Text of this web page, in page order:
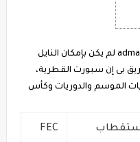
كمباريات السوبر اسبانى بين فريق برشلونة وريال مدريد،ودورى ابطال اوروبا فى العام الماضى 2017،وadman لم يكن بإمكان النايل
بى إن سبورت القطرية،
الموسم والدوريات وكأس
FEC